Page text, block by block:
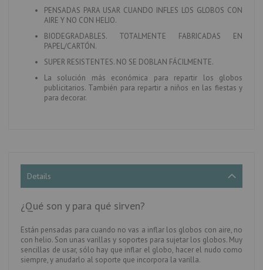
PENSADAS PARA USAR CUANDO INFLES LOS GLOBOS CON
AIRE Y NO CON HELIO.
BIODEGRADABLES. TOTALMENTE FABRICADAS EN
PAPEL/CARTÓN.
SUPER RESISTENTES. NO SE DOBLAN FÁCILMENTE.
La solución más económica para repartir los globos
publicitarios. También para repartir a niños en las fiestas y
para decorar.
Details
¿Qué son y para qué sirven?
Están pensadas para cuando no vas a inflar los globos con aire, no
con helio. Son unas varillas y soportes para sujetar los globos. Muy
sencillas de usar, sólo hay que inflar el globo, hacer el nudo como
siempre, y anudarlo al soporte que incorpora la varilla.